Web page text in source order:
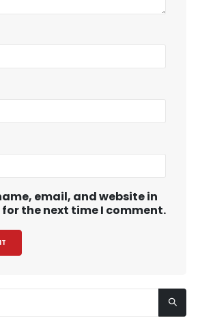
email, and website in
the next time I comment.